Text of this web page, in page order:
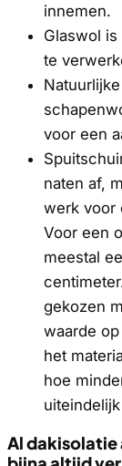
innemen.
Glaswol
te
voor een
naten af,
werk voor
Voor een
meestal
gekozen
waarde
het
hoe
Al dakisolatie